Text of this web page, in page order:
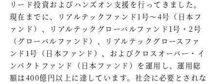
リード投資およびハンズオン支援を行ってきました。
現在までに、リアルテックファンド1号～4号（日本フ
ァンド）、リアルテックグローバルファンド1号・2号
（グローバルファンド）、リアルテックグロースファ
ンド1号（日本ファンド）、およびクロスオーバー・イ
ンパクトファンド（日本ファンド）を運用し、運用総
額は400億円以上に達しています。社会に必要とされな